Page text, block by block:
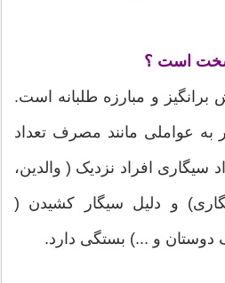
سخت است ؟
و مبارزه طلبانه است.
عواملی مانند مصرف تعداد
سیگاری افراد نزدیک ( والدین،
و دلیل سیگار ‏‏کشیدن (
دوستان و ...) بستگی دارد.